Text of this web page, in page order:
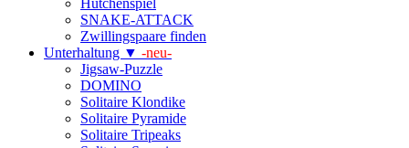
Hütchenspiel
SNAKE-ATTACK
Zwillingspaare finden
Unterhaltung ▼ -neu-
Jigsaw-Puzzle
DOMINO
Solitaire Klondike
Solitaire Pyramide
Solitaire Tripeaks